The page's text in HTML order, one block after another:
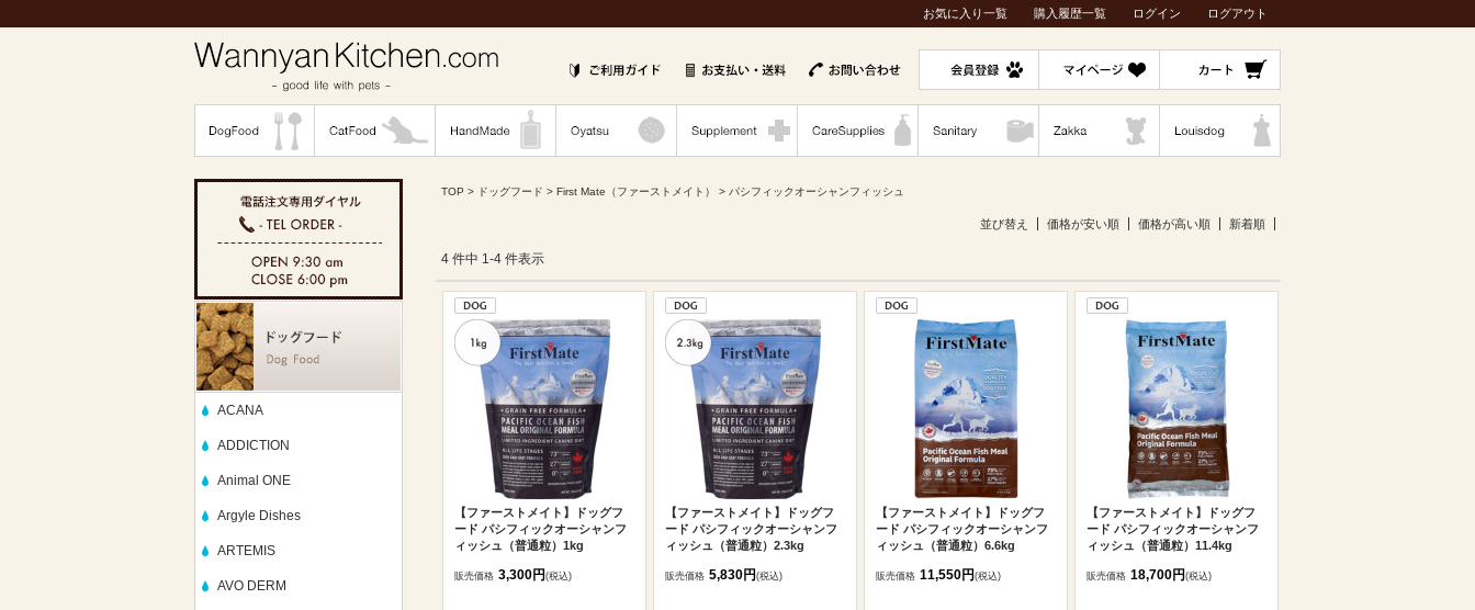
ログアウト
ログイン
購入履歴一覧
お気に入り一覧
ACANA
ADDICTION
Animal ONE
Argyle Dishes
ARTEMIS
AVO DERM
TOP > ドッグフード > First Mate（ファーストメイト） > パシフィックオーシャンフィッシュ
並び替え 価格が安い順 価格が高い順 新着順
4 件中 1-4 件表示
【ファーストメイト】ドッグフ
ード パシフィックオーシャンフ
ィッシュ（普通粒）1kg
販売価格 3,300円(税込)
【ファーストメイト】ドッグフ
ード パシフィックオーシャンフ
ィッシュ（普通粒）2.3kg
販売価格 5,830円(税込)
【ファーストメイト】ドッグフ
ード パシフィックオーシャンフ
ィッシュ（普通粒）6.6kg
販売価格 11,550円(税込)
【ファーストメイト】ドッグフ
ード パシフィックオーシャンフ
ィッシュ（普通粒）11.4kg
販売価格 18,700円(税込)